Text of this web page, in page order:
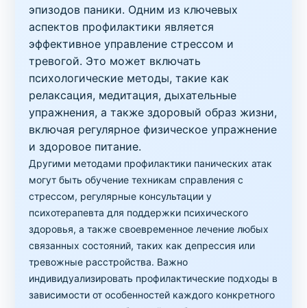
эпизодов паники. Одним из ключевых
аспектов профилактики является
эффективное управление стрессом и
тревогой. Это может включать
психологические методы, такие как
релаксация, медитация, дыхательные
упражнения, а также здоровый образ жизни,
включая регулярное физическое упражнение
и здоровое питание.
Другими методами профилактики панических атак
могут быть обучение техникам справления с
стрессом, регулярные консультации у
психотерапевта для поддержки психического
здоровья, а также своевременное лечение любых
связанных состояний, таких как депрессия или
тревожные расстройства. Важно
индивидуализировать профилактические подходы в
зависимости от особенностей каждого конкретного